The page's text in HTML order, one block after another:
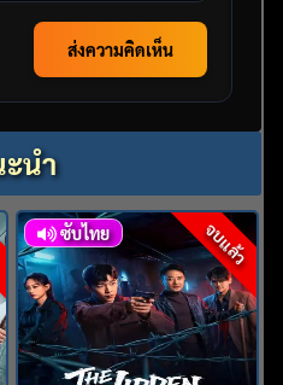
ส่งความคิดเห็น
นำ
จบแล้ว
ซับไทย